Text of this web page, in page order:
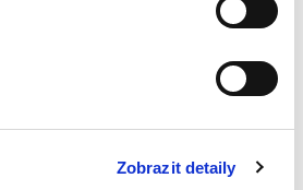
Zobrazit detaily
sporu. Předkládaná publikace
souvisí. Popisuje postupy při